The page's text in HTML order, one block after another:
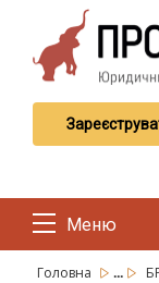
Меню
Головна ...